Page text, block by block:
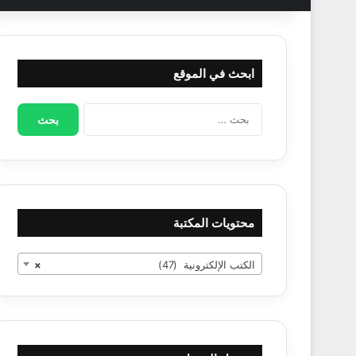
ابحث في الموقع
البحث
محتويات المكتبة
× الكتب الإلكترونية (47)